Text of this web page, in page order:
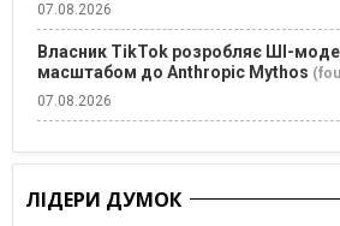
07.08.2026
Власник TikTok розробляє ШІ-
масштабом до Anthropic Mythos
07.08.2026
ЛІДЕРИ ДУМОК